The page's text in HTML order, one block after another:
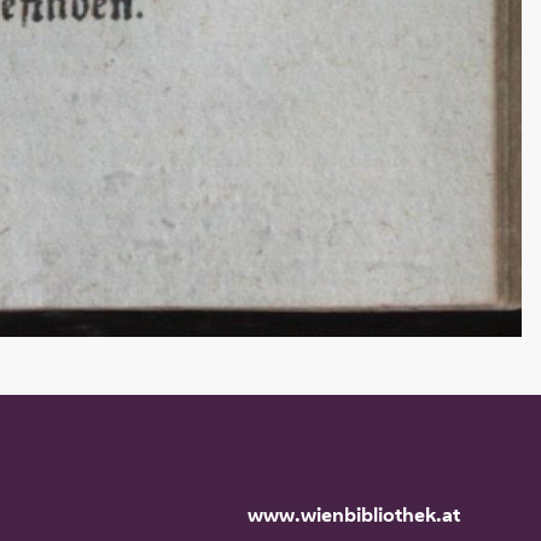
www.wienbibliothek.at